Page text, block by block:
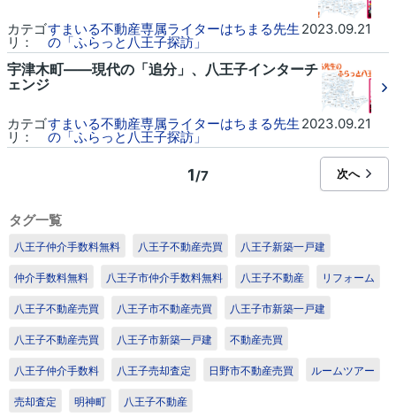
カテゴ
リ：
すまいる不動産専属ライターはちまる先生
の「ふらっと八王子探訪」
2023.09.21
宇津木町――現代の「追分」、八王子インターチ
ェンジ
カテゴ
リ：
すまいる不動産専属ライターはちまる先生
の「ふらっと八王子探訪」
2023.09.21
1/7 次へ
タグ一覧
八王子仲介手数料無料 八王子不動産売買 八王子新築一戸建
仲介手数料無料 八王子市仲介手数料無料 八王子不動産 リフォーム
八王子不動産売買 八王子市不動産売買 八王子市新築一戸建
八王子不動産売買 八王子市新築一戸建 不動産売買
八王子仲介手数料 八王子売却査定 日野市不動産売買 ルームツアー
売却査定 明神町 八王子不動産